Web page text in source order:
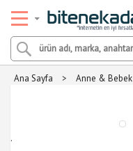
Ana Sayfa > Anne & Bebek
.